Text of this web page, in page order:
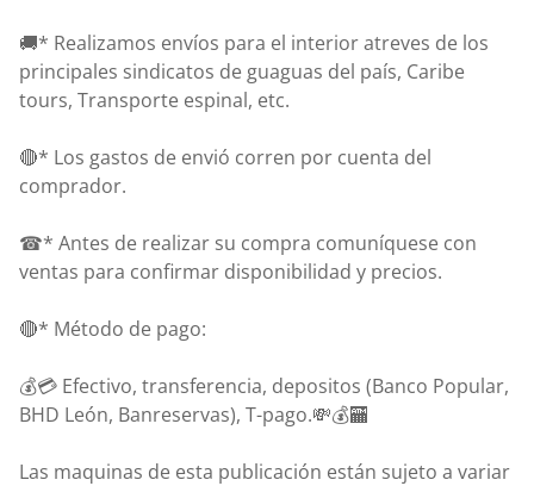
🚚* Realizamos envíos para el interior atreves de los
principales sindicatos de guaguas del país, Caribe
tours, Transporte espinal, etc.
🔴* Los gastos de envió corren por cuenta del
comprador.
☎* Antes de realizar su compra comuníquese con
ventas para confirmar disponibilidad y precios.
🔴* Método de pago:
💰💳 Efectivo, transferencia, depositos (Banco Popular,
BHD León, Banreservas), T-pago.💸💰🏧
Las maquinas de esta publicación están sujeto a variar